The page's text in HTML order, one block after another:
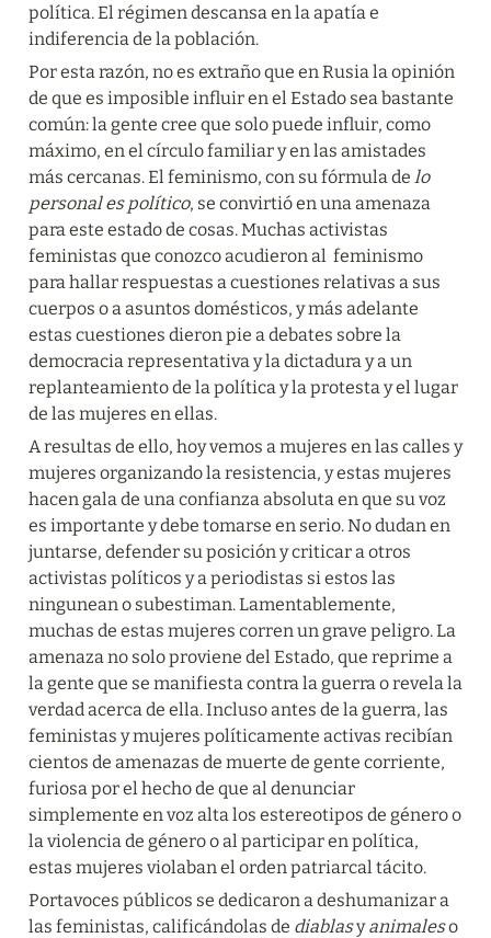
política. El régimen descansa en la apatía e
indiferencia de la población.
Por esta razón, no es extraño que en Rusia la opinión
de que es imposible influir en el Estado sea bastante
común: la gente cree que solo puede influir, como
máximo, en el círculo familiar y en las amistades
más cercanas. El feminismo, con su fórmula de lo
personal es político, se convirtió en una amenaza
para este estado de cosas. Muchas activistas
feministas que conozco acudieron al  feminismo
para hallar respuestas a cuestiones relativas a sus
cuerpos o a asuntos domésticos, y más adelante
estas cuestiones dieron pie a debates sobre la
democracia representativa y la dictadura y a un
replanteamiento de la política y la protesta y el lugar
de las mujeres en ellas.
A resultas de ello, hoy vemos a mujeres en las calles y
mujeres organizando la resistencia, y estas mujeres
hacen gala de una confianza absoluta en que su voz
es importante y debe tomarse en serio. No dudan en
juntarse, defender su posición y criticar a otros
activistas políticos y a periodistas si estos las
ningunean o subestiman. Lamentablemente,
muchas de estas mujeres corren un grave peligro. La
amenaza no solo proviene del Estado, que reprime a
la gente que se manifiesta contra la guerra o revela la
verdad acerca de ella. Incluso antes de la guerra, las
feministas y mujeres políticamente activas recibían
cientos de amenazas de muerte de gente corriente,
furiosa por el hecho de que al denunciar
simplemente en voz alta los estereotipos de género o
la violencia de género o al participar en política,
estas mujeres violaban el orden patriarcal tácito.
Portavoces públicos se dedicaron a deshumanizar a
las feministas, calificándolas de diablas y animales o